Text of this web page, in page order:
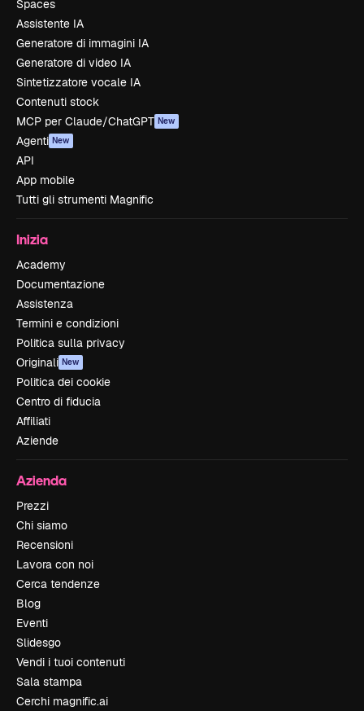
Spaces
Assistente IA
Generatore di immagini IA
Generatore di video IA
Sintetizzatore vocale IA
Contenuti stock
MCP per Claude/ChatGPT New
Agenti New
API
App mobile
Tutti gli strumenti Magnific
Inizia
Academy
Documentazione
Assistenza
Termini e condizioni
Politica sulla privacy
Originali New
Politica dei cookie
Centro di fiducia
Affiliati
Aziende
Azienda
Prezzi
Chi siamo
Recensioni
Lavora con noi
Cerca tendenze
Blog
Eventi
Slidesgo
Vendi i tuoi contenuti
Sala stampa
Cerchi magnific.ai